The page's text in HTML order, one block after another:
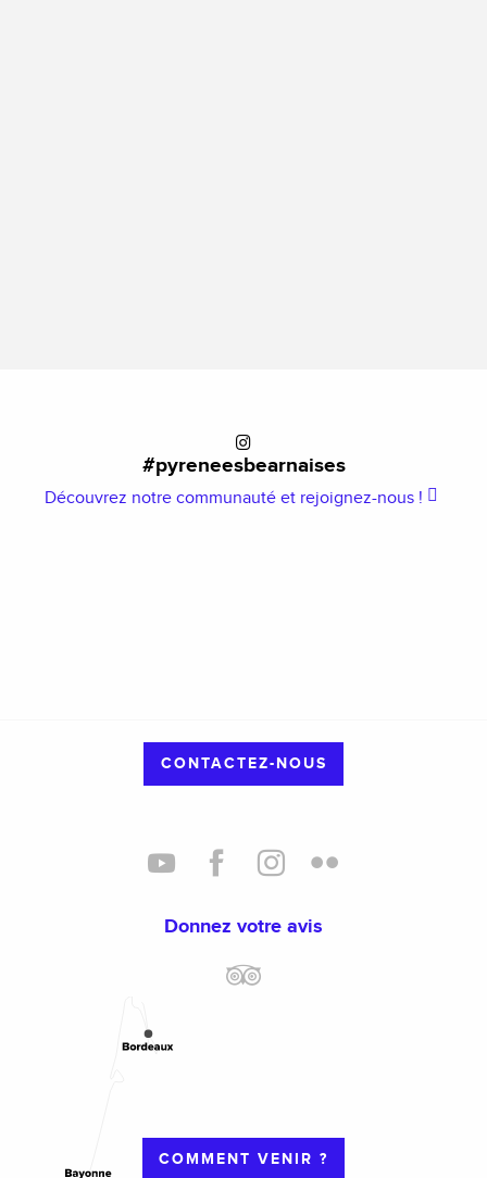
#pyreneesbearnaises
Découvrez notre communauté et rejoignez-nous !
CONTACTEZ-NOUS
Donnez votre avis
COMMENT VENIR ?